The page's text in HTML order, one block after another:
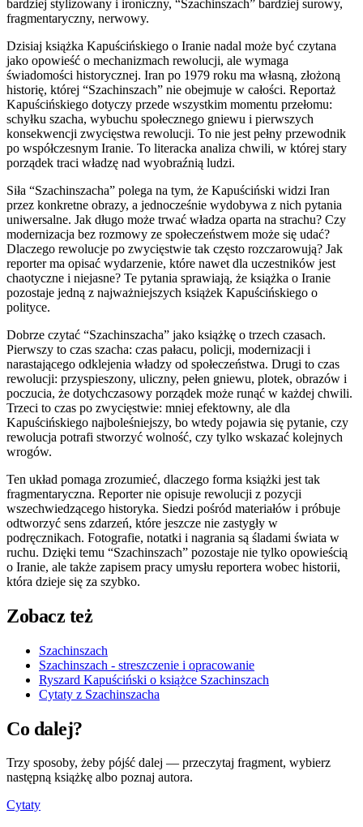
bardziej stylizowany i ironiczny, “Szachinszach” bardziej surowy,
fragmentaryczny, nerwowy.
Dzisiaj książka Kapuścińskiego o Iranie nadal może być czytana
jako opowieść o mechanizmach rewolucji, ale wymaga
świadomości historycznej. Iran po 1979 roku ma własną, złożoną
historię, której “Szachinszach” nie obejmuje w całości. Reportaż
Kapuścińskiego dotyczy przede wszystkim momentu przełomu:
schyłku szacha, wybuchu społecznego gniewu i pierwszych
konsekwencji zwycięstwa rewolucji. To nie jest pełny przewodnik
po współczesnym Iranie. To literacka analiza chwili, w której stary
porządek traci władzę nad wyobraźnią ludzi.
Siła “Szachinszacha” polega na tym, że Kapuściński widzi Iran
przez konkretne obrazy, a jednocześnie wydobywa z nich pytania
uniwersalne. Jak długo może trwać władza oparta na strachu? Czy
modernizacja bez rozmowy ze społeczeństwem może się udać?
Dlaczego rewolucje po zwycięstwie tak często rozczarowują? Jak
reporter ma opisać wydarzenie, które nawet dla uczestników jest
chaotyczne i niejasne? Te pytania sprawiają, że książka o Iranie
pozostaje jedną z najważniejszych książek Kapuścińskiego o
polityce.
Dobrze czytać “Szachinszacha” jako książkę o trzech czasach.
Pierwszy to czas szacha: czas pałacu, policji, modernizacji i
narastającego odklejenia władzy od społeczeństwa. Drugi to czas
rewolucji: przyspieszony, uliczny, pełen gniewu, plotek, obrazów i
poczucia, że dotychczasowy porządek może runąć w każdej chwili.
Trzeci to czas po zwycięstwie: mniej efektowny, ale dla
Kapuścińskiego najboleśniejszy, bo wtedy pojawia się pytanie, czy
rewolucja potrafi stworzyć wolność, czy tylko wskazać kolejnych
wrogów.
Ten układ pomaga zrozumieć, dlaczego forma książki jest tak
fragmentaryczna. Reporter nie opisuje rewolucji z pozycji
wszechwiedzącego historyka. Siedzi pośród materiałów i próbuje
odtworzyć sens zdarzeń, które jeszcze nie zastygły w
podręcznikach. Fotografie, notatki i nagrania są śladami świata w
ruchu. Dzięki temu “Szachinszach” pozostaje nie tylko opowieścią
o Iranie, ale także zapisem pracy umysłu reportera wobec historii,
która dzieje się za szybko.
Zobacz też
Szachinszach
Szachinszach - streszczenie i opracowanie
Ryszard Kapuściński o książce Szachinszach
Cytaty z Szachinszacha
Co dalej?
Trzy sposoby, żeby pójść dalej — przeczytaj fragment, wybierz
następną książkę albo poznaj autora.
Cytaty